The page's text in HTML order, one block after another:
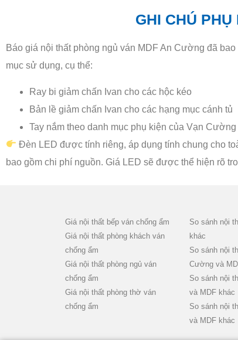
GHI CHÚ
Báo giá nội thất phòng ngủ ván MDF An Cường đã
mục sử dụng, cụ thể:
Ray bi giảm chấn Ivan cho các hộc kéo
Bản lề giảm chấn Ivan cho các hạng mục cánh tủ
Tay nắm theo danh mục phụ kiện của Vạn Cường
Đèn LED được tính riêng, áp dụng tính chung cho
bao gồm chi phí nguồn. Giá LED sẽ được thể hiện rõ
Giá nội thất bếp ván chống ẩm
Giá nội thất phòng khách ván
chống ẩm
Giá nội thất phòng ngủ ván
chống ẩm
Giá nội thất phòng thờ ván
chống ẩm
So sánh nội
khác
So sánh nội
Cường và
So sánh nội
và MDF khác
So sánh nội
và MDF khác